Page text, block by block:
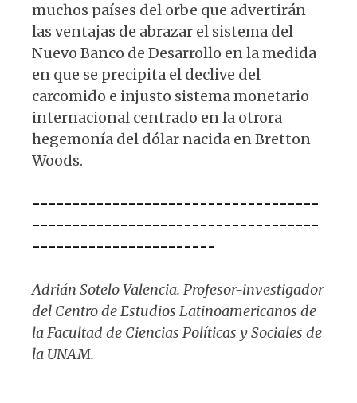
muchos países del orbe que advertirán
las ventajas de abrazar el sistema del
Nuevo Banco de Desarrollo en la medida
en que se precipita el declive del
carcomido e injusto sistema monetario
internacional centrado en la otrora
hegemonía del dólar nacida en Bretton
Woods.
------------------------------------
------------------------------------
-----------------------
Adrián Sotelo Valencia. Profesor-investigador
del Centro de Estudios Latinoamericanos de
la Facultad de Ciencias Políticas y Sociales de
la UNAM.